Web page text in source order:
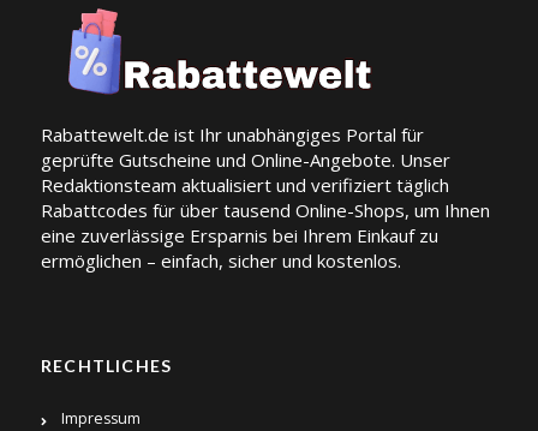
Rabattewelt.de ist Ihr unabhängiges Portal für
geprüfte Gutscheine und Online-Angebote. Unser
Redaktionsteam aktualisiert und verifiziert täglich
Rabattcodes für über tausend Online-Shops, um Ihnen
eine zuverlässige Ersparnis bei Ihrem Einkauf zu
ermöglichen – einfach, sicher und kostenlos.
RECHTLICHES
Impressum